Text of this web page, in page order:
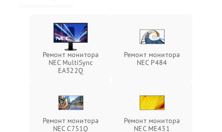
Ремонт монитора
NEC MultiSync
EA322Q
Ремонт монитора
NEC P484
Ремонт монитора
NEC C751Q
Ремонт монитора
NEC ME431